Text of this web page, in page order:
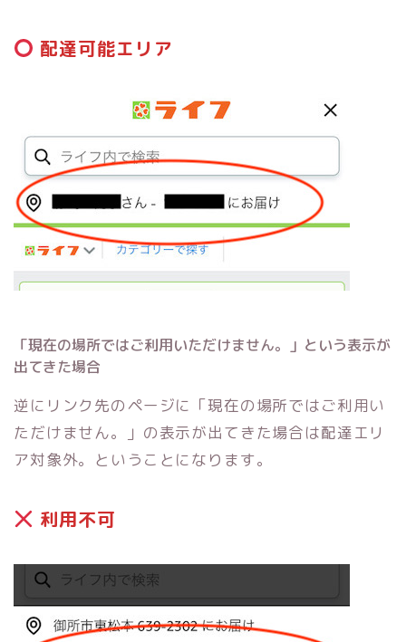
配達可能エリア
「現在の場所ではご利用いただけません。」という表示が
出てきた場合
逆にリンク先のページに「現在の場所ではご利用い
ただけません。」の表示が出てきた場合は配達エリ
ア対象外。ということになります。
利用不可